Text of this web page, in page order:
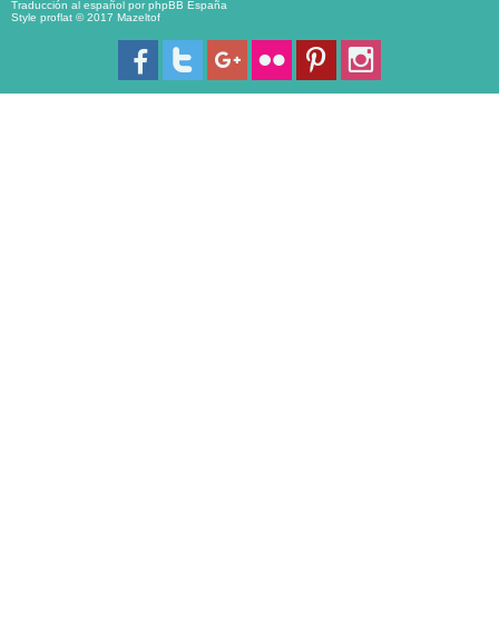
Traducción al español porphpBB España
Style proflat © 2017 Mazeltof